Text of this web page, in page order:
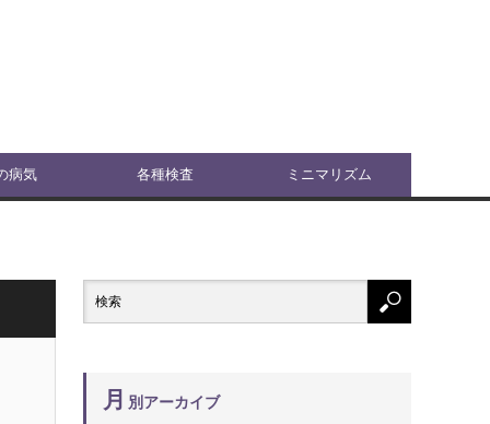
病気 各種検査 ミニマリズム
月 別アーカイブ